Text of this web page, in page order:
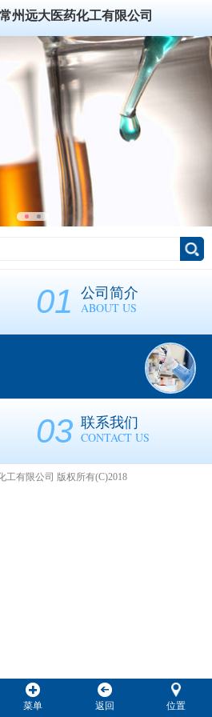
常州远大医药化工有限公司
01 公司简介
ABOUT US
03 联系我们
CONTACT US
工有限公司 版权所有(C)2018
菜单 返回 位置